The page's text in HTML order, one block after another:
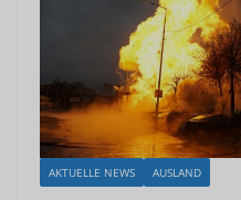
AKTUELLE NEWS AUSLAND